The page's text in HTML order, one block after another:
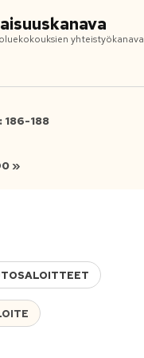
yhteistyökanava
186-188
»